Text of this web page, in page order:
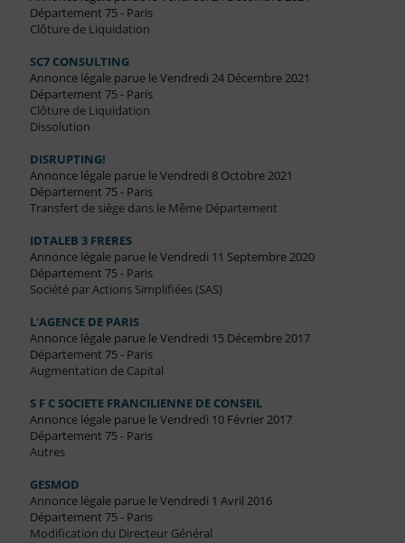
Département 75 - Paris
Clôture de Liquidation
SC7 CONSULTING
Annonce légale parue le Vendredi 24 Décembre 2021
Département 75 - Paris
Clôture de Liquidation
Dissolution
DISRUPTING!
Annonce légale parue le Vendredi 8 Octobre 2021
Département 75 - Paris
Transfert de siège dans le Même Département
IDTALEB 3 FRERES
Annonce légale parue le Vendredi 11 Septembre 2020
Département 75 - Paris
Société par Actions Simplifiées (SAS)
L'AGENCE DE PARIS
Annonce légale parue le Vendredi 15 Décembre 2017
Département 75 - Paris
Augmentation de Capital
S F C SOCIETE FRANCILIENNE DE CONSEIL
Annonce légale parue le Vendredi 10 Février 2017
Département 75 - Paris
Autres
GESMOD
Annonce légale parue le Vendredi 1 Avril 2016
Département 75 - Paris
Modification du Directeur Général